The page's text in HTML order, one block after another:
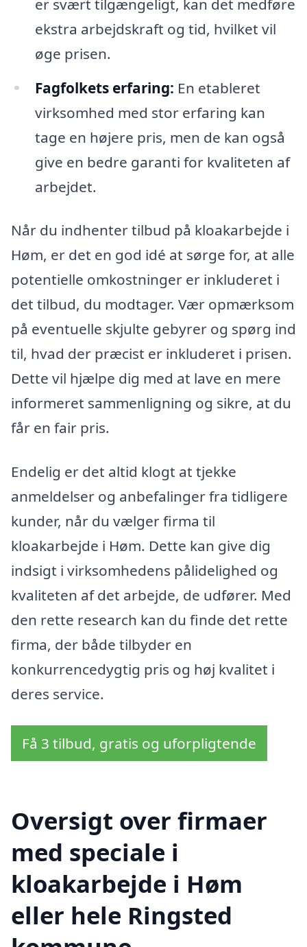
er svært tilgængeligt, kan det medføre
ekstra arbejdskraft og tid, hvilket vil
øge prisen.
Fagfolkets erfaring: En etableret
virksomhed med stor erfaring kan
tage en højere pris, men de kan også
give en bedre garanti for kvaliteten af
arbejdet.
Når du indhenter tilbud på kloakarbejde i
Høm, er det en god idé at sørge for, at alle
potentielle omkostninger er inkluderet i
det tilbud, du modtager. Vær opmærksom
på eventuelle skjulte gebyrer og spørg ind
til, hvad der præcist er inkluderet i prisen.
Dette vil hjælpe dig med at lave en mere
informeret sammenligning og sikre, at du
får en fair pris.
Endelig er det altid klogt at tjekke
anmeldelser og anbefalinger fra tidligere
kunder, når du vælger firma til
kloakarbejde i Høm. Dette kan give dig
indsigt i virksomhedens pålidelighed og
kvaliteten af det arbejde, de udfører. Med
den rette research kan du finde det rette
firma, der både tilbyder en
konkurrencedygtig pris og høj kvalitet i
deres service.
Få 3 tilbud, gratis og uforpligtende
Oversigt over firmaer
med speciale i
kloakarbejde i Høm
eller hele Ringsted